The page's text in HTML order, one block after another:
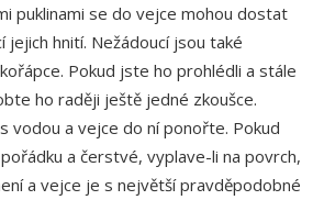
puklinami se do vejce mohou dostat
hnití. Nežádoucí jsou také
Pokud jste ho prohlédli a stále
ho raději ještě jedné zkoušce.
vodou a vejce do ní ponořte. Pokud
a čerstvé, vyplave-li na povrch,
a vejce je s největší pravděpodobné